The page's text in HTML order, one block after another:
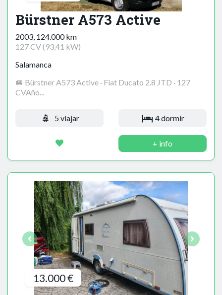
Bürstner A573 Active
2003, 124.000 km
127 CV (93,41 kW)
Salamanca
🚐 Bürstner A573 Active · Fiat Ducato 2.8 JTD · 127
CVAño...
5 viajar 4 dormir
+ info
13.000 €